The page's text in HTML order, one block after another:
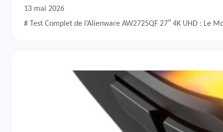
13 mai 2026
# Test Complet de l’Alienware AW2725QF 27″ 4K UHD : Le